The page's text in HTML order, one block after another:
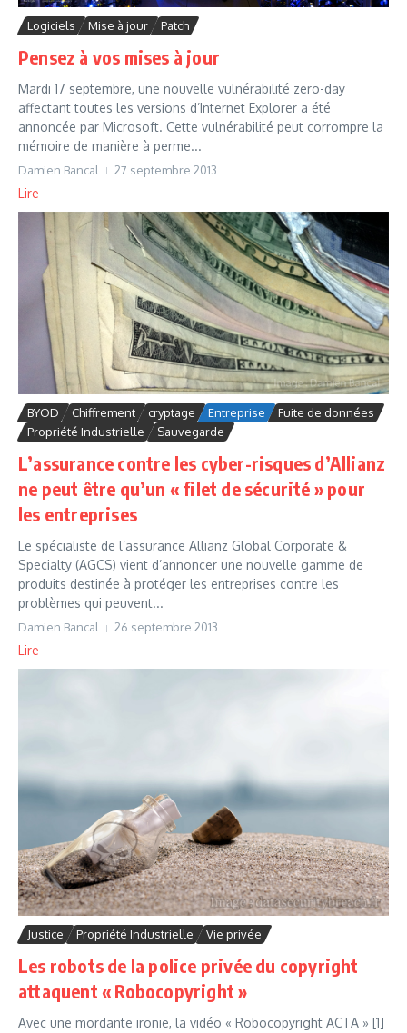
Logiciels Mise à jour Patch
Pensez à vos mises à jour
Mardi 17 septembre, une nouvelle vulnérabilité zero-day
affectant toutes les versions d’Internet Explorer a été
annoncée par Microsoft. Cette vulnérabilité peut corrompre la
mémoire de manière à perme...
Damien Bancal 27 septembre 2013
Lire
BYOD Chiffrement cryptage Entreprise
Fuite de données
Propriété Industrielle
Sauvegarde
L’assurance contre les cyber-risques d’Allianz
ne peut être qu’un « filet de sécurité » pour
les entreprises
Le spécialiste de l’assurance Allianz Global Corporate &
Specialty (AGCS) vient d’annoncer une nouvelle gamme de
produits destinée à protéger les entreprises contre les
problèmes qui peuvent...
Damien Bancal 26 septembre 2013
Lire
Justice Propriété Industrielle Vie privée
Les robots de la police privée du copyright
attaquent « Robocopyright »
Avec une mordante ironie, la vidéo « Robocopyright ACTA » [1]